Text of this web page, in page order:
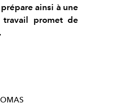
ainsi à une
promet de